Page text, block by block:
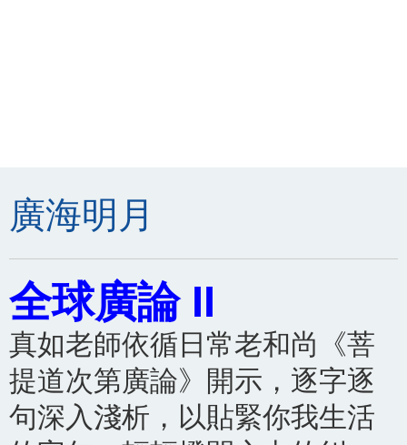
廣海明月
全球廣論 II
真如老師依循日常老和尚《菩
提道次第廣論》開示，逐字逐
句深入淺析，以貼緊你我生活